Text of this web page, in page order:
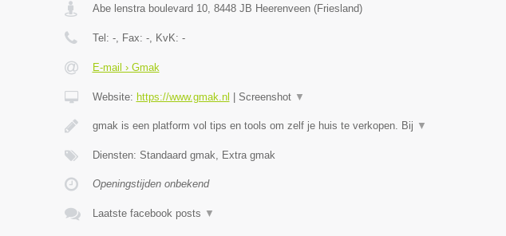
Abe lenstra boulevard 10, 8448 JB Heerenveen(Friesland)
Tel: -, Fax: -, KvK: -
E-mail › Gmak
Website: https://www.gmak.nl Screenshot ▼
gmak is een platform vol tips en tools om zelf je huis te verkopen. Bij ▼
Diensten: Standaard gmak, Extra gmak
Openingstijden onbekend
Laatste facebook posts ▼